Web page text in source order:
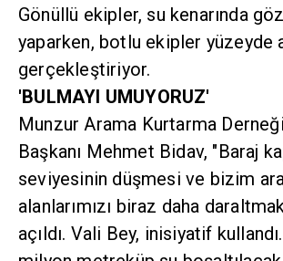
Gönüllü ekipler, su kenarında
yaparken, botlu ekipler yüzeyde
gerçekleştiriyor.
'BULMAYI UMUYORUZ'
Munzur Arama Kurtarma
Başkanı Mehmet Bidav, "Baraj
seviyesinin düşmesi ve bizim
alanlarımızı biraz daha
açıldı. Vali Bey, inisiyatif